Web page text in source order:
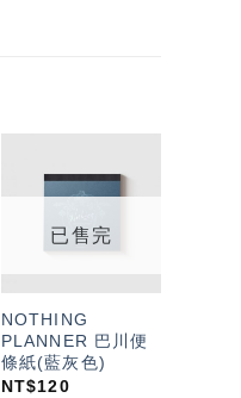
加入
已售完
NOTHING
PLANNER 巴川便
條紙(藍灰色)
NT$120